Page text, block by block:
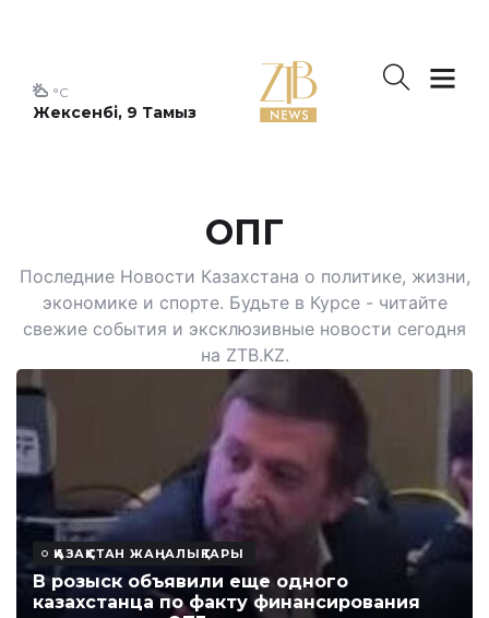
Жексенбі, 9 Тамыз
°C
ОПГ
Последние Новости Казахстана о политике, жизни,
экономике и спорте. Будьте в Курсе - читайте
свежие события и эксклюзивные новости сегодня
на ZTB.KZ.
ҚАЗАҚСТАН ЖАҢАЛЫҚТАРЫ
В розыск объявили еще одного
казахстанца по факту финансирования